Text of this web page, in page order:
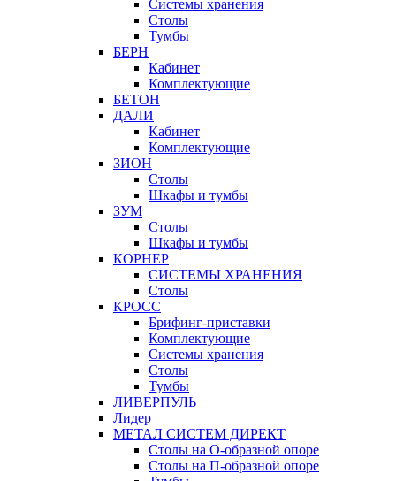
Системы хранения
Столы
Тумбы
БЕРН
Кабинет
Комплектующие
БЕТОН
ДАЛИ
Кабинет
Комплектующие
ЗИОН
Столы
Шкафы и тумбы
ЗУМ
Столы
Шкафы и тумбы
КОРНЕР
СИСТЕМЫ ХРАНЕНИЯ
Столы
КРОСС
Брифинг-приставки
Комплектующие
Системы хранения
Столы
Тумбы
ЛИВЕРПУЛЬ
Лидер
МЕТАЛ СИСТЕМ ДИРЕКТ
Столы на О-образной опоре
Столы на П-образной опоре